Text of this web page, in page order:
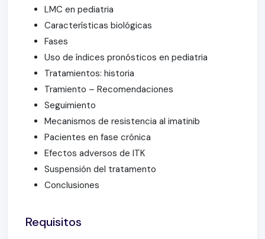
LMC en pediatria
Características biológicas
Fases
Uso de índices pronósticos en pediatria
Tratamientos: historia
Tramiento – Recomendaciones
Seguimiento
Mecanismos de resistencia al imatinib
Pacientes en fase crónica
Efectos adversos de ITK
Suspensión del tratamento
Conclusiones
Requisitos